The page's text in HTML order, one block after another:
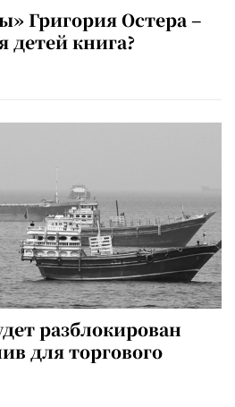
Григория Остера –
детей книга?
разблокирован
для торгового